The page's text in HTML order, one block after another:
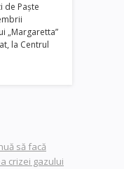
de Paște
„Margaretta”
la Centrul
să facă
crizei gazului